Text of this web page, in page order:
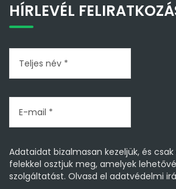
HÍRLEVÉL
Adataidat bizalmasan kezeljük, és
felekkel osztjuk meg, amelyek
szolgáltatást. Olvasd el adatvédelmi